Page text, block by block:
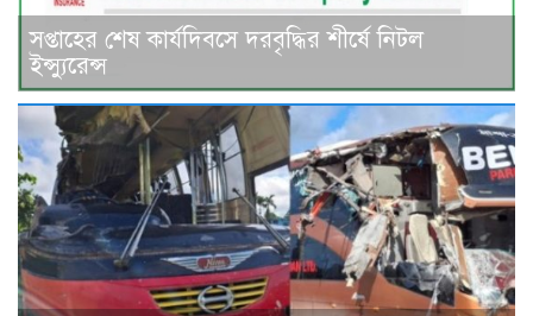
সপ্তাহের শেষ কার্যদিবসে দরবৃদ্ধির শীর্ষে নিটল
ইন্স্যুরেন্স